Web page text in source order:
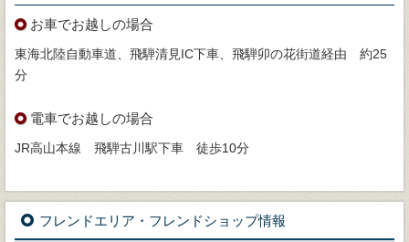
お車でお越しの場合
東海北陸自動車道、飛騨清見IC下車、飛騨卯の花街道経由 約25
分
電車でお越しの場合
JR高山本線 飛騨古川駅下車 徒歩10分
フレンドエリア・フレンドショップ情報